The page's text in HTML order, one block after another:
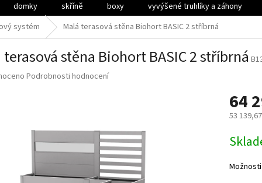
domky skříně boxy vyvýšené truhlíky a záhony
systém Malá terasová stěna Biohort BASIC 2 stříbrná
terasová stěna Biohort BASIC 2 stříbrná
Podrobnosti hodnocení
64
53
cena: